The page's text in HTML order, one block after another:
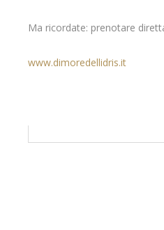
Ma ricordate: prenotare
www.dimoredellidris.it